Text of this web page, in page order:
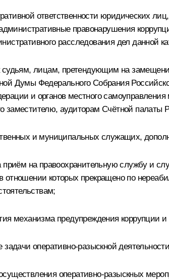
ответственности юридических
правонарушения
расследования дел данной
судьям, лицам, претендующим на
Думы Федерального Собрания
и органов местного
заместителю, аудиторам Счётной
и муниципальных служащих,
приём на правоохранительную службу
отношении которых прекращено по
механизма предупреждения
задачи оперативно-разыскной
оперативно-разыскных